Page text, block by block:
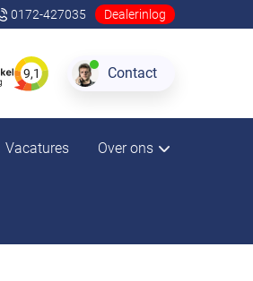
0172-427035 Dealerinlog
9,1 Contact
Vacatures Over ons